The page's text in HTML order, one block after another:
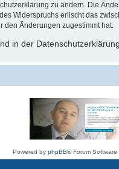
zu ändern. Die
Widerspruchs erlischt das
den Änderungen zugestimmt hat.
in der
Powered by phpBB® Forum